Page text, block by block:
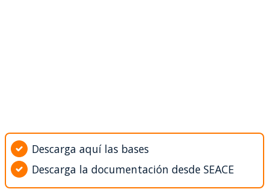
Descarga aquí las bases
Descarga la documentación desde SEACE